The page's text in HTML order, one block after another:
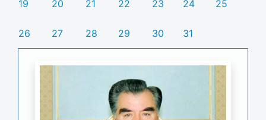
19 20 21 22 23 24 25
26 27 28 29 30 31